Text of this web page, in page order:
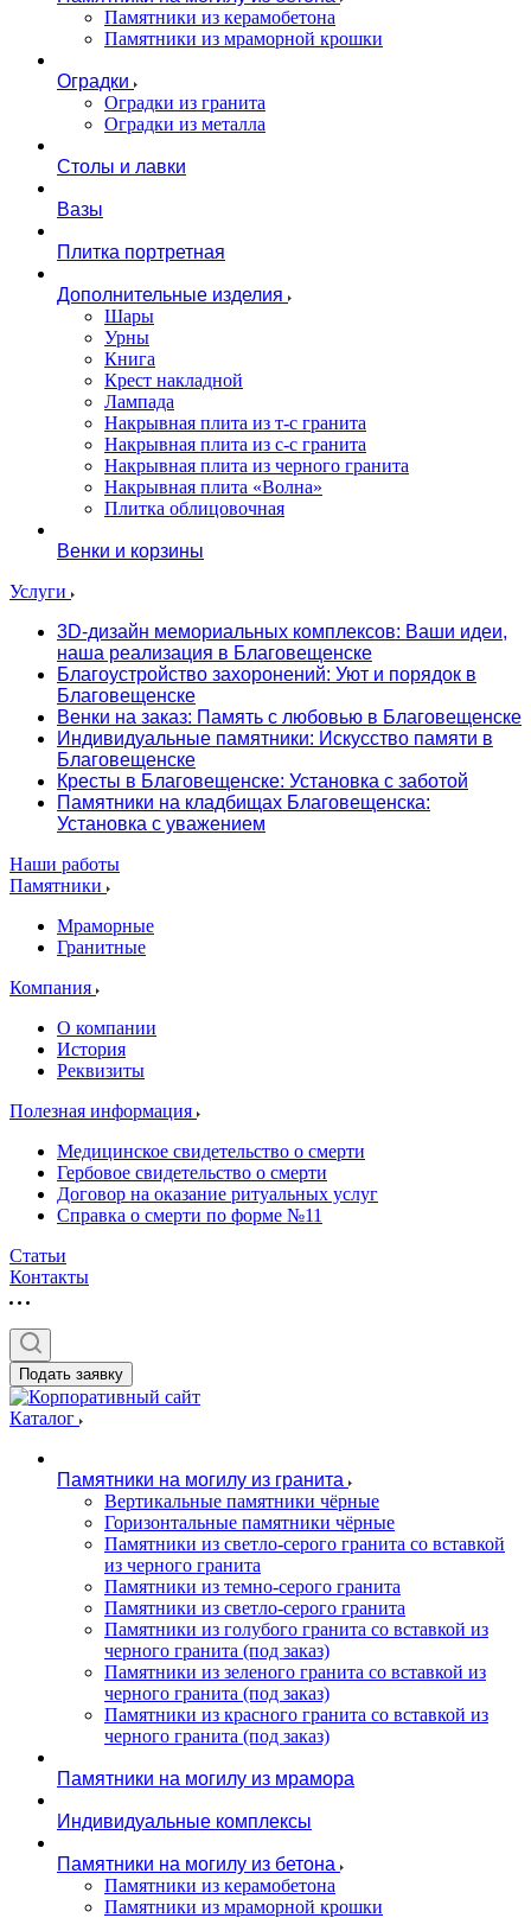
Памятники из керамобетона
Памятники из мраморной крошки
Оградки
Оградки из гранита
Оградки из металла
Столы и лавки
Вазы
Плитка портретная
Дополнительные изделия
Шары
Урны
Книга
Крест накладной
Лампада
Накрывная плита из т-с гранита
Накрывная плита из с-с гранита
Накрывная плита из черного гранита
Накрывная плита «Волна»
Плитка облицовочная
Венки и корзины
Услуги
3D-дизайн мемориальных комплексов: Ваши идеи,
наша реализация в Благовещенске
Благоустройство захоронений: Уют и порядок в
Благовещенске
Венки на заказ: Память с любовью в Благовещенске
Индивидуальные памятники: Искусство памяти в
Благовещенске
Кресты в Благовещенске: Установка с заботой
Памятники на кладбищах Благовещенска:
Установка с уважением
Наши работы
Памятники
Мраморные
Гранитные
Компания
О компании
История
Реквизиты
Полезная информация
Медицинское свидетельство о смерти
Гербовое свидетельство о смерти
Договор на оказание ритуальных услуг
Справка о смерти по форме №11
Статьи
Контакты
Подать заявку
Каталог
Памятники на могилу из гранита
Вертикальные памятники чёрные
Горизонтальные памятники чёрные
Памятники из светло-серого гранита со вставкой
из черного гранита
Памятники из темно-серого гранита
Памятники из светло-серого гранита
Памятники из голубого гранита со вставкой из
черного гранита (под заказ)
Памятники из зеленого гранита со вставкой из
черного гранита (под заказ)
Памятники из красного гранита со вставкой из
черного гранита (под заказ)
Памятники на могилу из мрамора
Индивидуальные комплексы
Памятники на могилу из бетона
Памятники из керамобетона
Памятники из мраморной крошки